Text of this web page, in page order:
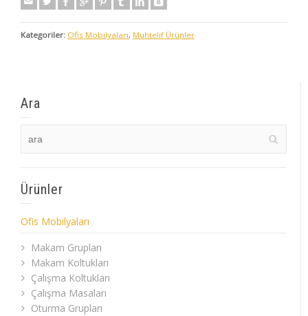
Kategoriler: Ofis Mobilyaları, Muhtelif Ürünler
Ara
Ürünler
Ofis Mobilyaları
Makam Grupları
Makam Koltukları
Çalışma Koltukları
Çalışma Masaları
Oturma Grupları